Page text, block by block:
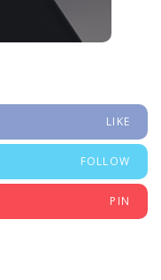
LIKE
FOLLOW
PIN